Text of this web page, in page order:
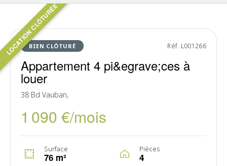
LOCATION CLÔTURÉE
BIEN CLÔTURÉ Réf. L001266
Appartement 4 pi&egrave;ces à
louer
38 Bd Vauban,
1 090 €/mois
Surface
76 m²
Pièces
4
Pas de photo disponible
LOUÉ